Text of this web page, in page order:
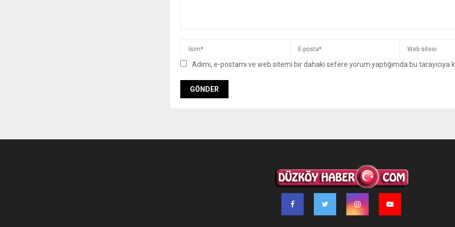
Adımı, e-postamı ve web sitemi bir dahaki sefere yorum yaptığımda bu tarayıcıya